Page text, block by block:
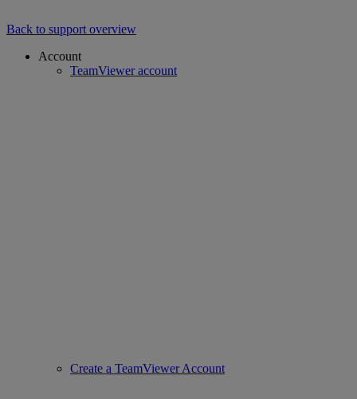
Back to support overview
Account
TeamViewer account
Create a TeamViewer Account